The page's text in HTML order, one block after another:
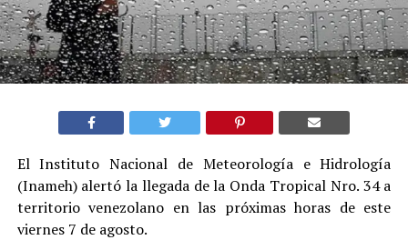
El Instituto Nacional de Meteorología e Hidrología
(Inameh) alertó la llegada de la Onda Tropical Nro. 34 a
territorio venezolano en las próximas horas de este
viernes 7 de agosto.